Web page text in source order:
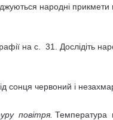
народні прикмети
на с. 31. Дослідіть
сонця червоний і
повітря. Температура